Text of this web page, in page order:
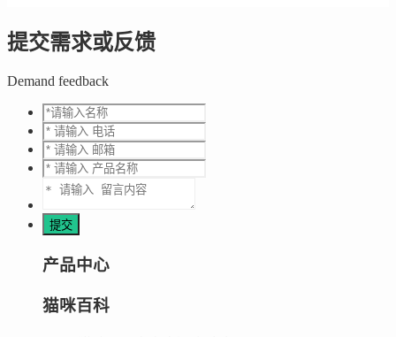
提交需求或反馈
Demand feedback
产品中心
猫咪百科